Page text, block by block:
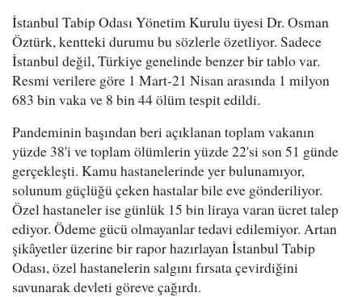
İstanbul Tabip Odası Yönetim Kurulu üyesi Dr. Osman
Öztürk, kentteki durumu bu sözlerle özetliyor. Sadece
İstanbul değil, Türkiye genelinde benzer bir tablo var.
Resmi verilere göre 1 Mart-21 Nisan arasında 1 milyon
683 bin vaka ve 8 bin 44 ölüm tespit edildi.
Pandeminin başından beri açıklanan toplam vakanın
yüzde 38'i ve toplam ölümlerin yüzde 22'si son 51 günde
gerçekleşti. Kamu hastanelerinde yer bulunamıyor,
solunum güçlüğü çeken hastalar bile eve gönderiliyor.
Özel hastaneler ise günlük 15 bin liraya varan ücret talep
ediyor. Ödeme gücü olmayanlar tedavi edilemiyor. Artan
şikâyetler üzerine bir rapor hazırlayan İstanbul Tabip
Odası, özel hastanelerin salgını fırsata çevirdiğini
savunarak devleti göreve çağırdı.